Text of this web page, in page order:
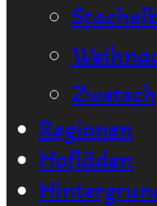
Regionen
Hofläden